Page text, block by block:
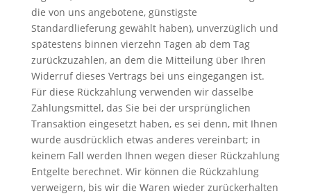
die von uns angebotene, günstigste
Standardlieferung gewählt haben), unverzüglich und
spätestens binnen vierzehn Tagen ab dem Tag
zurückzuzahlen, an dem die Mitteilung über Ihren
Widerruf dieses Vertrags bei uns eingegangen ist.
Für diese Rückzahlung verwenden wir dasselbe
Zahlungsmittel, das Sie bei der ursprünglichen
Transaktion eingesetzt haben, es sei denn, mit Ihnen
wurde ausdrücklich etwas anderes vereinbart; in
keinem Fall werden Ihnen wegen dieser Rückzahlung
Entgelte berechnet. Wir können die Rückzahlung
verweigern, bis wir die Waren wieder zurückerhalten